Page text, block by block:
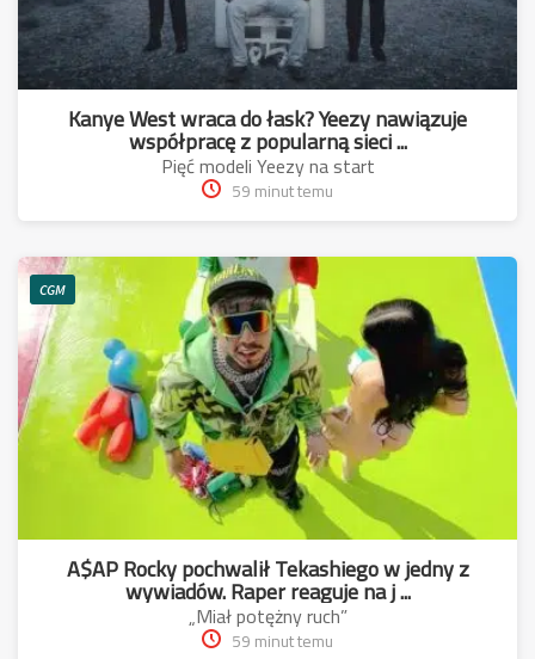
Kanye West wraca do łask? Yeezy nawiązuje
współpracę z popularną sieci ...
Pięć modeli Yeezy na start
59 minut temu
CGM
A$AP Rocky pochwalił Tekashiego w jedny z
wywiadów. Raper reaguje na j ...
„Miał potężny ruch”
59 minut temu